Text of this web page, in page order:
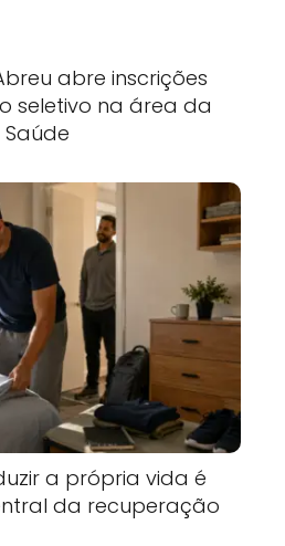
abre inscrições
seletivo na área da
Saúde
a própria vida é
da recuperação